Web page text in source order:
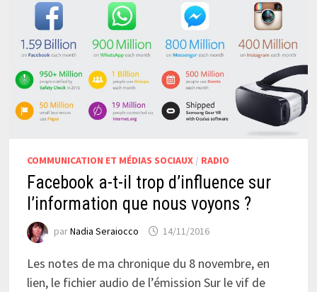
COMMUNICATION ET MÉDIAS SOCIAUX/ RADIO
Facebook a-t-il trop d’influence sur
l’information que nous voyons ?
parNadia Seraiocco 14/11/2016
Les notes de ma chronique du 8 novembre, en
lien, le fichier audio de l’émission Sur le vif de